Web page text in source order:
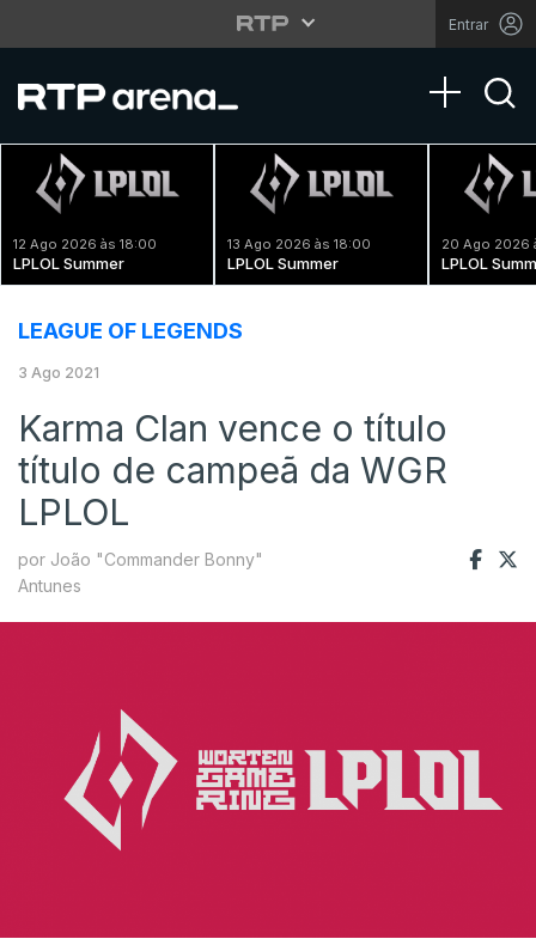
Entrar
Toggle
12 Ago 2026 às 18:00
LPLOL Summer
13 Ago 2026 às 18:00
LPLOL Summer
20 Ago 2026
LPLOL
LEAGUE OF LEGENDS
3 Ago 2021
Karma Clan vence o título
título de campeã da WGR
LPLOL
por João "Commander Bonny"
Antunes